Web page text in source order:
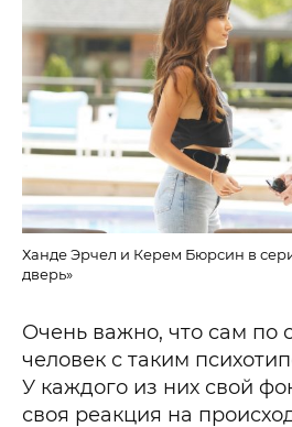
Ханде Эрчел и Керем Бюрсин в
дверь»
Очень важно, что сам по
человек с таким
У каждого из них свой
своя реакция на